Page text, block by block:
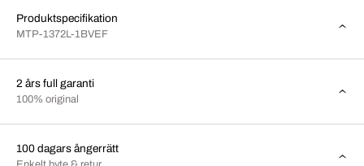
Produktspecifikation
MTP-1372L-1BVEF
2 års full garanti
100% original
100 dagars ångerrätt